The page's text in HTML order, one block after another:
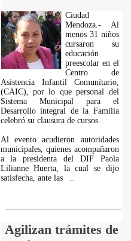
Ciudad
Mendoza.- Al
menos 31 niños
cursaron su
educación
preescolar en el
Centro de
Asistencia Infantil Comunitario,
(CAIC), por lo que personal del
Sistema Municipal para el
Desarrollo integral de la Familia
celebró su clausura de cursos.
Al evento acudieron autoridades
municipales, quienes acompañaron
a la presidenta del DIF Paola
Lilianne Huerta, la cual se dijo
satisfecha, ante las
Agilizan trámites de